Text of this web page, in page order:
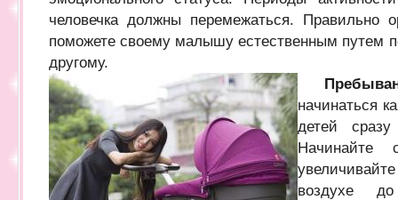
человечка должны перемежаться. Правильно
поможете своему малышу естественным путем
другому.
начинаться
детей
воздухе